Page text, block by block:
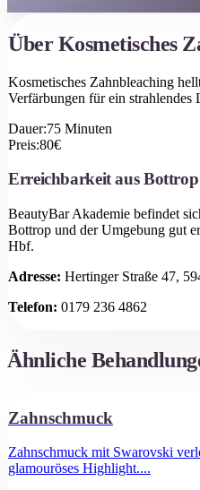
ÜberKosmetisches
Kosmetisches Zahnbleaching
Verfärbungen für ein strahlendes
Dauer:75 Minuten
Preis:80€
Erreichbarkeit ausBottrop
BeautyBar Akademie befindet
Bottrop und der Umgebung gut
Hbf.
Adresse: Hertinger Straße 47,
Telefon: 0179 236 4862
Ähnliche
Zahnschmuck
Zahnschmuck mit Swarovski
glamouröses Highlight....